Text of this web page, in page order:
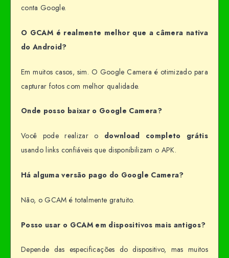
conta Google.
O GCAM é realmente melhor que a câmera nativa
do Android?
Em muitos casos, sim. O Google Camera é otimizado para
capturar fotos com melhor qualidade.
Onde posso baixar o Google Camera?
Você pode realizar o download completo grátis
usando links confiáveis que disponibilizam o APK.
Há alguma versão pago do Google Camera?
Não, o GCAM é totalmente gratuito.
Posso usar o GCAM em dispositivos mais antigos?
Depende das especificações do dispositivo, mas muitos